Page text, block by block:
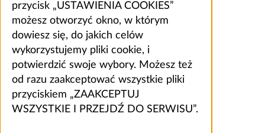
przycisk „USTAWIENIA COOKIES”
możesz otworzyć okno, w którym
dowiesz się, do jakich celów
wykorzystujemy pliki cookie, i
potwierdzić swoje wybory. Możesz też
od razu zaakceptować wszystkie pliki
przyciskiem „ZAAKCEPTUJ
WSZYSTKIE I PRZEJDŹ DO SERWISU”.